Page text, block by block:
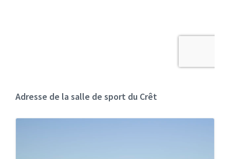
Adresse de la salle de sport du Crêt